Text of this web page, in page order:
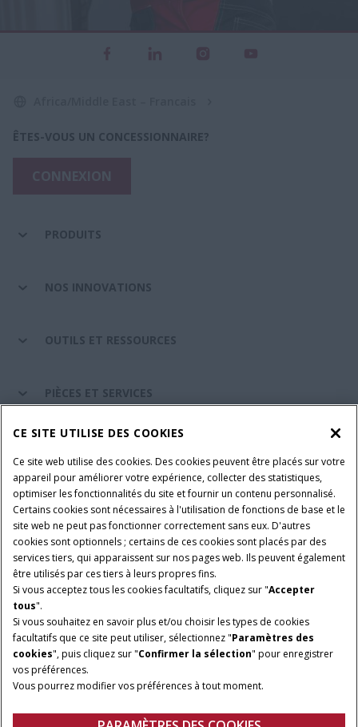
ÊTES-VOUS UN CONCESSIONNAIRE?
PRODUITS
NOS INNOVATIONS
OUTILS ET RESSOURCES
PIÈCES ET SERVICES
Conditions générales d'utilisation
Avis de confidentialité
Mentions légales
Paramètres des cookies
Telematics avis de confidentialité
© 2026 CNH Industrial America LLC. All Rights Reserved. Case IH is a
trademark of CNH Industrial America LLC.
CE SITE UTILISE DES COOKIES
Ce site web utilise des cookies. Des cookies peuvent être placés sur votre
appareil pour améliorer votre expérience, collecter des statistiques,
optimiser les fonctionnalités du site et fournir un contenu personnalisé.
Certains cookies sont nécessaires à l'utilisation de fonctions de base et le
site web ne peut pas fonctionner correctement sans eux. D'autres
cookies sont optionnels ; certains de ces cookies sont placés par des
services tiers, qui apparaissent sur nos pages web. Ils peuvent également
être utilisés par ces tiers à leurs propres fins.
Si vous acceptez tous les cookies facultatifs, cliquez sur "Accepter
tous".
Si vous souhaitez en savoir plus et/ou choisir les types de cookies
facultatifs que ce site peut utiliser, sélectionnez "Paramètres des
cookies", puis cliquez sur "Confirmer la sélection" pour enregistrer
vos préférences.
Vous pourrez modifier vos préférences à tout moment.